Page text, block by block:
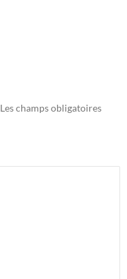
Les champs obligatoires